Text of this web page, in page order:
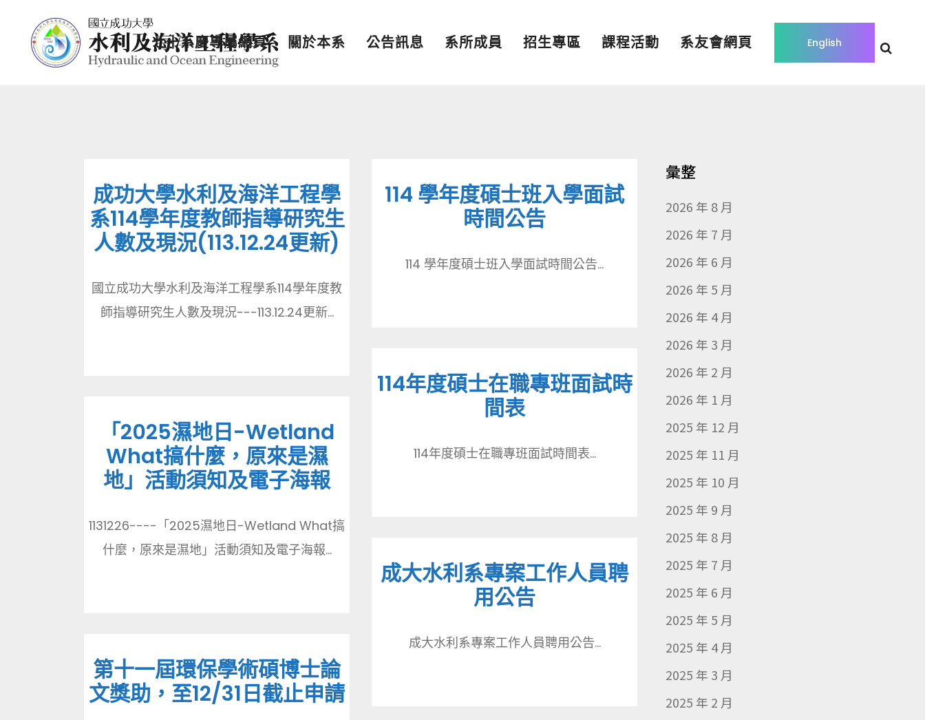
English
七十系慶專屬網頁 關於本系 公告訊息 系所成員 招生專區 課程活動 系友會網頁
成功大學水利及海洋工程學
系114學年度教師指導研究生
人數及現況(113.12.24更新)
國立成功大學水利及海洋工程學系114學年度教
師指導研究生人數及現況---113.12.24更新...
114 學年度碩士班入學面試
時間公告
114 學年度碩士班入學面試時間公告...
114年度碩士在職專班面試時
間表
114年度碩士在職專班面試時間表...
「2025濕地日-Wetland
What搞什麼，原來是濕
地」活動須知及電子海報
1131226----「2025濕地日-Wetland What搞
什麼，原來是濕地」活動須知及電子海報...
成大水利系專案工作人員聘
用公告
成大水利系專案工作人員聘用公告...
第十一屆環保學術碩博士論
文獎助，至12/31日截止申請
彙整
2026 年 8 月
2026 年 7 月
2026 年 6 月
2026 年 5 月
2026 年 4 月
2026 年 3 月
2026 年 2 月
2026 年 1 月
2025 年 12 月
2025 年 11 月
2025 年 10 月
2025 年 9 月
2025 年 8 月
2025 年 7 月
2025 年 6 月
2025 年 5 月
2025 年 4 月
2025 年 3 月
2025 年 2 月